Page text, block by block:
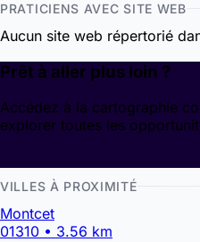
PRATICIENS AVEC SITE WEB
Aucun site web répertorié
Prêt à aller plus loin ?
Accédez à la cartographie
explorer toutes les
VILLES À PROXIMITÉ
Montcet
01310 • 3.56 km